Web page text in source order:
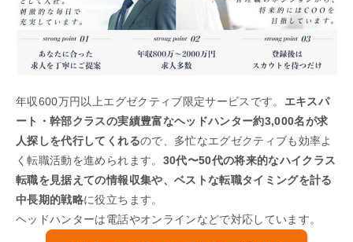
年収600万円以上エグゼクティブ限定サービスです。 エキスパ
ート・幹部クラスの実績豊富なヘッドハンター約3,000名が求
人探しを代行してくれるので、多忙なエグゼクティブも効率よ
く転職活動を進められます。 30代〜50代の将来的なハイクラス
転職を見据えての情報収集や、ベストな転職タイミングを計る
中長期的戦略に役立ちます。
ヘッドハンターは電話やオンラインなどで対応しています。